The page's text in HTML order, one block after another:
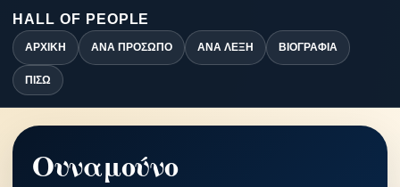
HALL OF PEOPLE
ΑΡΧΙΚΉ ΑΝΆ ΠΡΌΣΩΠΟ ΑΝΆ ΛΈΞΗ ΒΙΟΓΡΑΦΊΑ
ΠΊΣΩ
Ουναμούνο